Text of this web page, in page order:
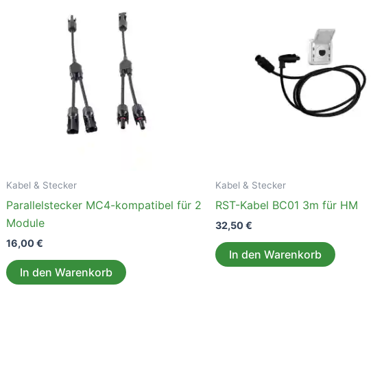
Kabel & Stecker
Parallelstecker MC4-kompatibel für 2
Module
16,00€
In den Warenkorb
Kabel & Stecker
RST-Kabel BC01 3m für HM
32,50€
In den Warenkorb